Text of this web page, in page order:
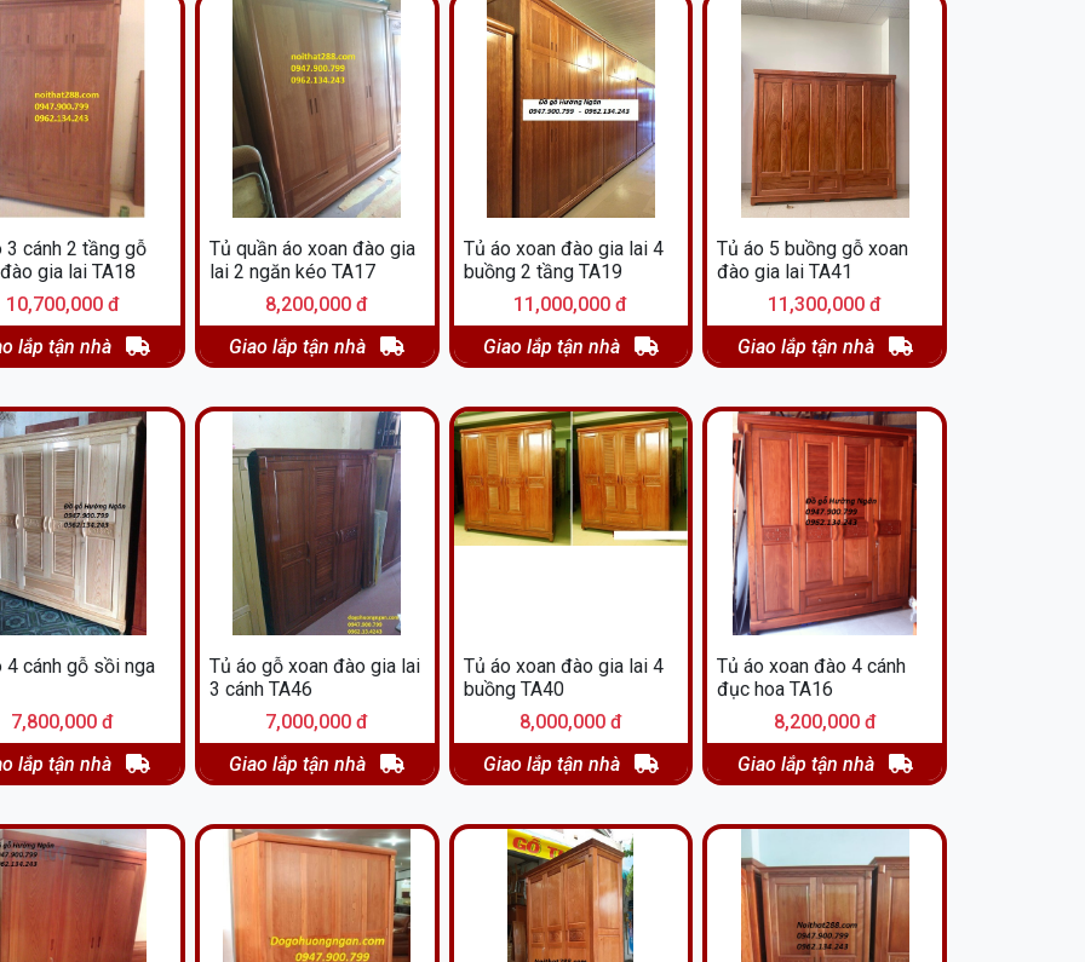
3 cánh 2 tầng gỗ
gia lai TA18
10,700,000 đ
lắp tận nhà
Tủ quần áo xoan đào gia
lai 2 ngăn kéo TA17
8,200,000 đ
Giao lắp tận nhà
Tủ áo xoan đào gia lai 4
buồng 2 tầng TA19
11,000,000 đ
Giao lắp tận nhà
Tủ áo 5 buồng gỗ xoan
đào gia lai TA41
11,300,000 đ
Giao lắp tận nhà
4 cánh gỗ sồi nga
7,800,000 đ
lắp tận nhà
Tủ áo gỗ xoan đào gia lai
3 cánh TA46
7,000,000 đ
Giao lắp tận nhà
Tủ áo xoan đào gia lai 4
buồng TA40
8,000,000 đ
Giao lắp tận nhà
Tủ áo xoan đào 4 cánh
đục hoa TA16
8,200,000 đ
Giao lắp tận nhà